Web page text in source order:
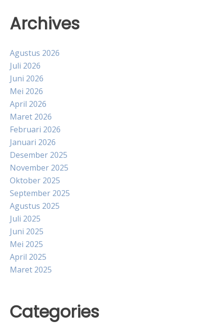
Archives
Agustus 2026
Juli 2026
Juni 2026
Mei 2026
April 2026
Maret 2026
Februari 2026
Januari 2026
Desember 2025
November 2025
Oktober 2025
September 2025
Agustus 2025
Juli 2025
Juni 2025
Mei 2025
April 2025
Maret 2025
Categories